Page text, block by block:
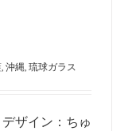
, 沖縄, 琉球ガラス
ザイン：ちゅ